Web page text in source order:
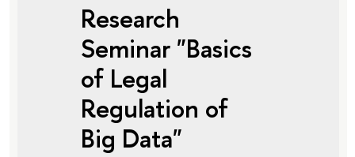
Research
Seminar "Basics
of Legal
Regulation of
Big Data"